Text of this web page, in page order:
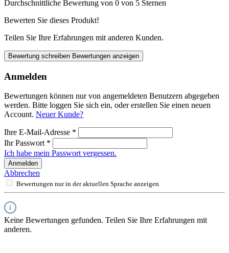
Durchschnittliche Bewertung von 0 von 5 Sternen
Bewerten Sie dieses Produkt!
Teilen Sie Ihre Erfahrungen mit anderen Kunden.
Bewertung schreiben Bewertungen anzeigen
Anmelden
Bewertungen können nur von angemeldeten Benutzern abgegeben
werden. Bitte loggen Sie sich ein, oder erstellen Sie einen neuen
Account. Neuer Kunde?
Ihre E-Mail-Adresse *
Ihr Passwort *
Ich habe mein Passwort vergessen.
Anmelden
Abbrechen
Bewertungen nur in der aktuellen Sprache anzeigen.
Keine Bewertungen gefunden. Teilen Sie Ihre Erfahrungen mit
anderen.